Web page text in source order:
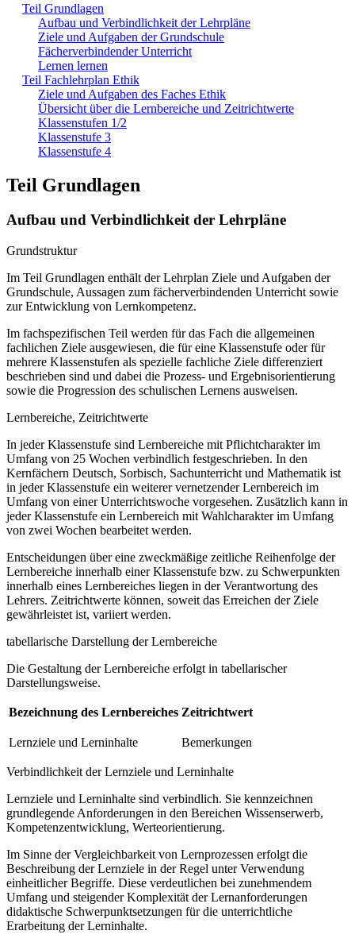
Teil Grundlagen
Aufbau und Verbindlichkeit der Lehrpläne
Ziele und Aufgaben der Grundschule
Fächerverbindender Unterricht
Lernen lernen
Teil Fachlehrplan Ethik
Ziele und Aufgaben des Faches Ethik
Übersicht über die Lernbereiche und Zeitrichtwerte
Klassenstufen 1/2
Klassenstufe 3
Klassenstufe 4
Teil Grundlagen
Aufbau und Verbindlichkeit der Lehrpläne
Grundstruktur
Im Teil Grundlagen enthält der Lehrplan Ziele und Aufgaben der
Grundschule, Aussagen zum fächerverbindenden Unterricht sowie
zur Entwicklung von Lernkompetenz.
Im fachspezifischen Teil werden für das Fach die allgemeinen
fachlichen Ziele ausgewiesen, die für eine Klassenstufe oder für
mehrere Klassenstufen als spezielle fachliche Ziele differenziert
beschrieben sind und dabei die Prozess- und Ergebnisorientierung
sowie die Progression des schulischen Lernens ausweisen.
Lernbereiche, Zeitrichtwerte
In jeder Klassenstufe sind Lernbereiche mit Pflichtcharakter im
Umfang von 25 Wochen verbindlich festgeschrieben. In den
Kernfächern Deutsch, Sorbisch, Sachunterricht und Mathematik ist
in jeder Klassenstufe ein weiterer vernetzender Lernbereich im
Umfang von einer Unterrichtswoche vorgesehen. Zusätzlich kann in
jeder Klassenstufe ein Lernbereich mit Wahlcharakter im Umfang
von zwei Wochen bearbeitet werden.
Entscheidungen über eine zweckmäßige zeitliche Reihenfolge der
Lernbereiche innerhalb einer Klassenstufe bzw. zu Schwerpunkten
innerhalb eines Lernbereiches liegen in der Verantwortung des
Lehrers. Zeitrichtwerte können, soweit das Erreichen der Ziele
gewährleistet ist, variiert werden.
tabellarische Darstellung der Lernbereiche
Die Gestaltung der Lernbereiche erfolgt in tabellarischer
Darstellungsweise.
Bezeichnung des Lernbereiches Zeitrichtwert
Lernziele und Lerninhalte Bemerkungen
Verbindlichkeit der Lernziele und Lerninhalte
Lernziele und Lerninhalte sind verbindlich. Sie kennzeichnen
grundlegende Anforderungen in den Bereichen Wissenserwerb,
Kompetenzentwicklung, Werteorientierung.
Im Sinne der Vergleichbarkeit von Lernprozessen erfolgt die
Beschreibung der Lernziele in der Regel unter Verwendung
einheitlicher Begriffe. Diese verdeutlichen bei zunehmendem
Umfang und steigender Komplexität der Lernanforderungen
didaktische Schwerpunktsetzungen für die unterrichtliche
Erarbeitung der Lerninhalte.